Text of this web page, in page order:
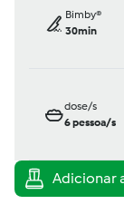
Bimby®
30min
dose/s
6pessoa/s